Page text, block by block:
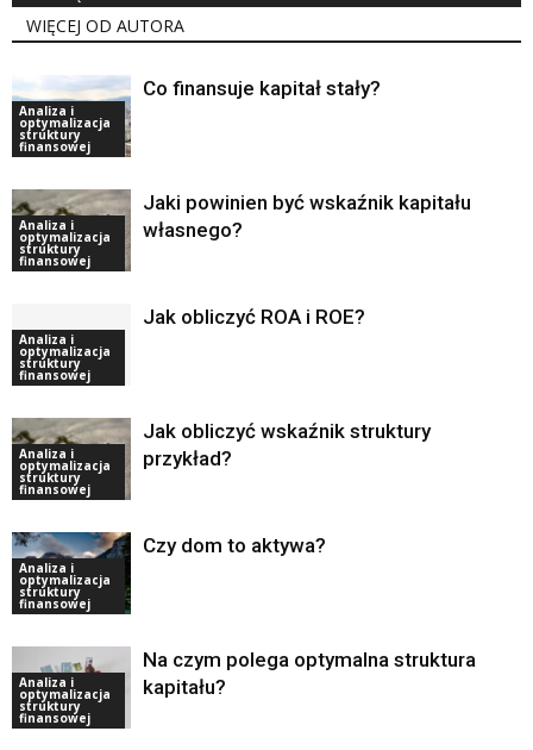
WIĘCEJ OD AUTORA
Analiza i
optymalizacja
struktury
finansowej
Co finansuje kapitał stały?
Analiza i
optymalizacja
struktury
finansowej
Jaki powinien być wskaźnik kapitału
własnego?
Analiza i
optymalizacja
struktury
finansowej
Jak obliczyć ROA i ROE?
Analiza i
optymalizacja
struktury
finansowej
Jak obliczyć wskaźnik struktury
przykład?
Analiza i
optymalizacja
struktury
finansowej
Czy dom to aktywa?
Analiza i
optymalizacja
struktury
finansowej
Na czym polega optymalna struktura
kapitału?